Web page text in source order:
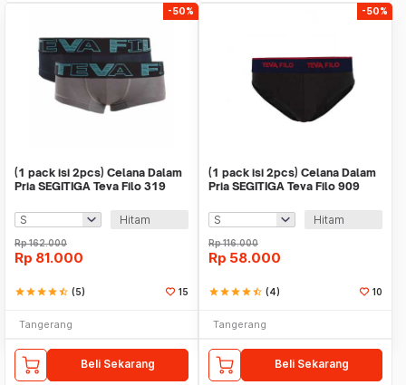
-50%
(1 pack isi 2pcs) Celana Dalam
Pria SEGITIGA Teva Filo 319
Hitam
Rp162.000
Rp 81.000
starstarstarstarstar_half (5) 15
Tangerang
Beli Sekarang
-50%
(1 pack isi 2pcs) Celana Dalam
Pria SEGITIGA Teva Filo 909
Hitam
Rp116.000
Rp 58.000
starstarstarstarstar_half (4) 10
Tangerang
Beli Sekarang